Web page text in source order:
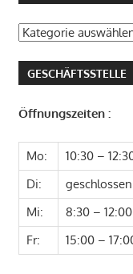
Beiträge
den
GESCHÄFTSSTELLE
Öffnungszeiten :
Mo:
10:30 –
Di:
geschlossen
Mi:
8:30 – 12:00
Fr:
15:00 –